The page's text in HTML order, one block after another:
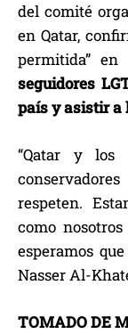
del comité
en Qatar,
permitida”
seguidores
país y asistir a
“Qatar y los
respeten.
como
esperamos
Nasser Al-
TOMADO DE